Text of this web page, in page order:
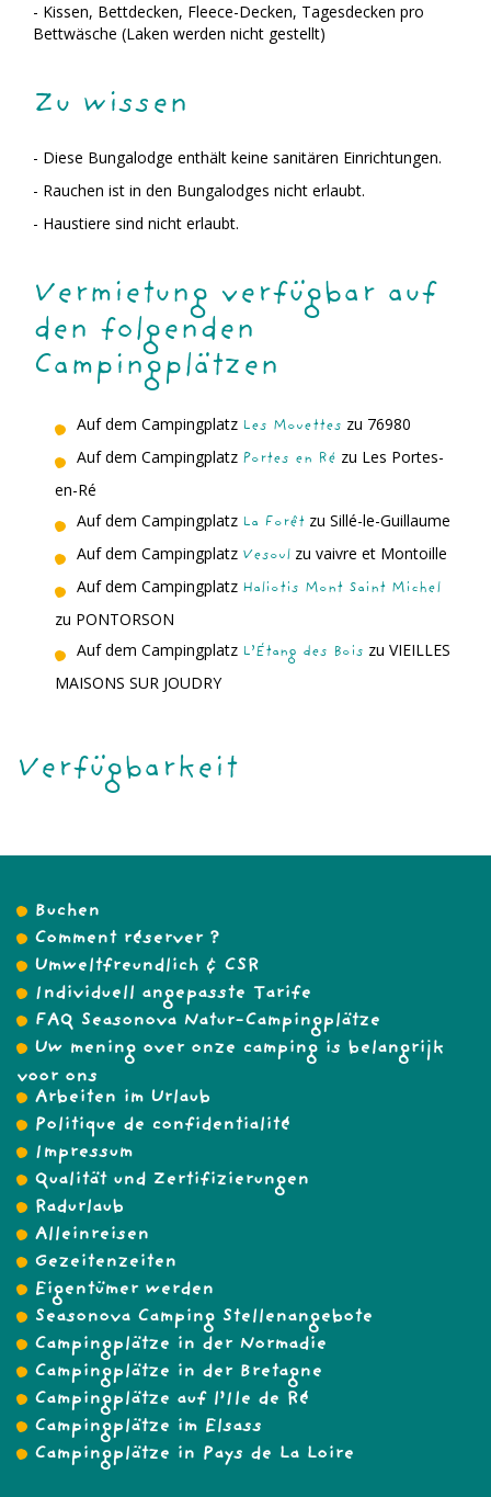
- Kissen, Bettdecken, Fleece-Decken, Tagesdecken pro
Bettwäsche (Laken werden nicht gestellt)
Zu wissen
- Diese Bungalodge enthält keine sanitären Einrichtungen.
- Rauchen ist in den Bungalodges nicht erlaubt.
- Haustiere sind nicht erlaubt.
Vermietung verfügbar auf
den folgenden
Campingplätzen
Auf dem Campingplatz Les Mouettes zu 76980
Auf dem Campingplatz Portes en Ré zu Les Portes-
en-Ré
Auf dem Campingplatz La Forêt zu Sillé-le-Guillaume
Auf dem Campingplatz Vesoul zu vaivre et Montoille
Auf dem Campingplatz Haliotis Mont Saint Michel
zu PONTORSON
Auf dem Campingplatz L’Étang des Bois zu VIEILLES
MAISONS SUR JOUDRY
Verfügbarkeit
Buchen
Comment réserver ?
Umweltfreundlich & CSR
Individuell angepasste Tarife
FAQ Seasonova Natur-Campingplätze
Uw mening over onze camping is belangrijk
voor ons
Arbeiten im Urlaub
Politique de confidentialité
Impressum
Qualität und Zertifizierungen
Radurlaub
Alleinreisen
Gezeitenzeiten
Eigentümer werden
Seasonova Camping Stellenangebote
Campingplätze in der Normadie
Campingplätze in der Bretagne
Campingplätze auf l’Ile de Ré
Campingplätze im Elsass
Campingplätze in Pays de La Loire